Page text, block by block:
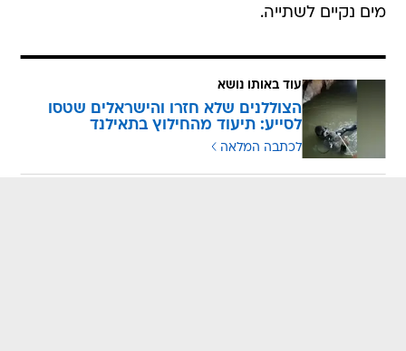
מים נקיים לשתייה.
עוד באותו נושא
הצוללנים שלא חזרו והישראלים שטסו
לסייע: תיעוד מהחילוץ בתאילנד
לכתבה המלאה